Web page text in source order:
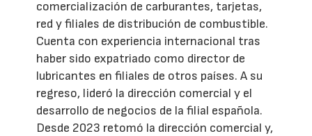
comercialización de carburantes, tarjetas,
red y filiales de distribución de combustible.
Cuenta con experiencia internacional tras
haber sido expatriado como director de
lubricantes en filiales de otros países. A su
regreso, lideró la dirección comercial y el
desarrollo de negocios de la filial española.
Desde 2023 retomó la dirección comercial y,